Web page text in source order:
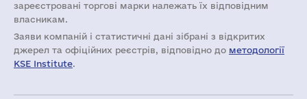
зареєстровані торгові марки належать їх відповідним
власникам.
Заяви компаній i статистичні дані зібрані з відкритих
джерел та офіційних реєстрів, відповідно до методології
KSE Institute.